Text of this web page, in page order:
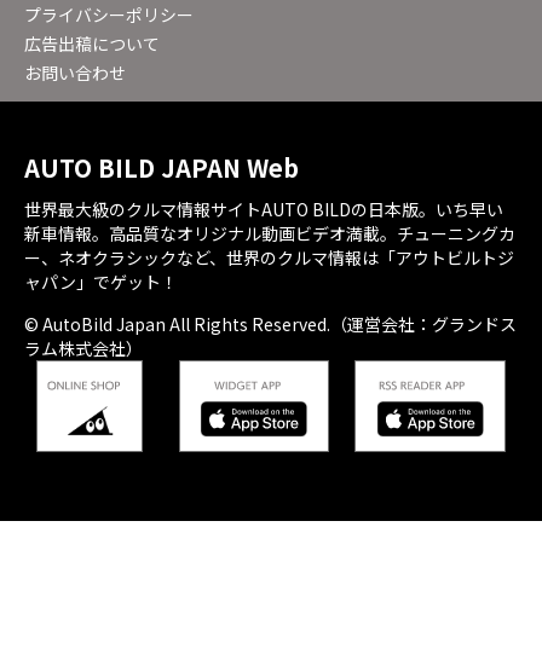
プライバシーポリシー
広告出稿について
お問い合わせ
AUTO BILD JAPAN Web
世界最大級のクルマ情報サイトAUTO BILDの日本版。いち早い
新車情報。高品質なオリジナル動画ビデオ満載。チューニングカ
ー、ネオクラシックなど、世界のクルマ情報は「アウトビルトジ
ャパン」でゲット！
© AutoBild Japan All Rights Reserved.（運営会社：グランドス
ラム株式会社）